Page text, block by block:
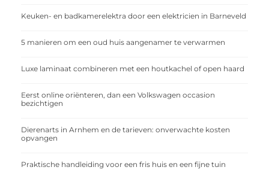
Keuken- en badkamerelektra door een elektricien in Barneveld
5 manieren om een oud huis aangenamer te verwarmen
Luxe laminaat combineren met een houtkachel of open haard
Eerst online oriënteren, dan een Volkswagen occasion
bezichtigen
Dierenarts in Arnhem en de tarieven: onverwachte kosten
opvangen
Praktische handleiding voor een fris huis en een fijne tuin